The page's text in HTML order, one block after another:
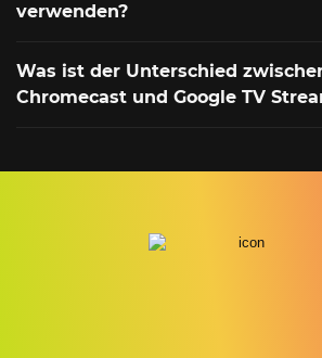
verwenden?
Was ist der Unterschied
Chromecast und Google TV